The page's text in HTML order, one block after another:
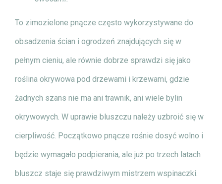
To zimozielone pnącze często wykorzystywane do
obsadzenia ścian i ogrodzeń znajdujących się w
pełnym cieniu, ale równie dobrze sprawdzi się jako
roślina okrywowa pod drzewami i krzewami, gdzie
żadnych szans nie ma ani trawnik, ani wiele bylin
okrywowych. W uprawie bluszczu należy uzbroić się w
cierpliwość. Początkowo pnącze rośnie dosyć wolno i
będzie wymagało podpierania, ale już po trzech latach
bluszcz staje się prawdziwym mistrzem wspinaczki.